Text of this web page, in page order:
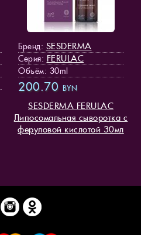
Бренд: SESDERMA
Серия: FERULAC
Объём: 30ml
200.70 BYN
SESDERMA FERULAC
Липосомальная сыворотка с
феруловой кислотой 30мл